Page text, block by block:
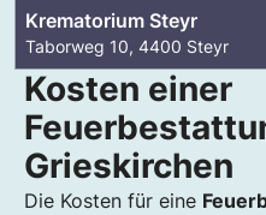
Krematorium Steyr
Taborweg 10, 4400 Steyr
Kosten einer
Grieskirchen
Die Kosten für eine